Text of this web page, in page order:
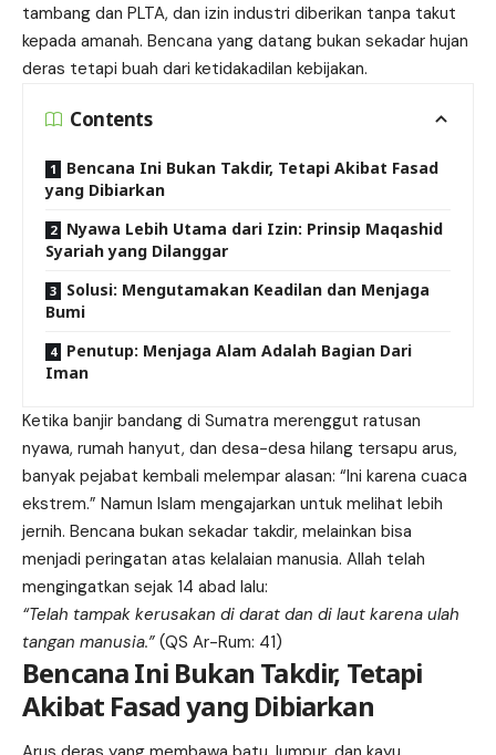
tambang dan PLTA, dan izin industri diberikan tanpa takut
kepada amanah. Bencana yang datang bukan sekadar hujan
deras tetapi buah dari ketidakadilan kebijakan.
Contents
Bencana Ini Bukan Takdir, Tetapi Akibat Fasad
yang Dibiarkan
Nyawa Lebih Utama dari Izin: Prinsip Maqashid
Syariah yang Dilanggar
Solusi: Mengutamakan Keadilan dan Menjaga
Bumi
Penutup: Menjaga Alam Adalah Bagian Dari
Iman
Ketika banjir bandang di Sumatra merenggut ratusan
nyawa, rumah hanyut, dan desa-desa hilang tersapu arus,
banyak pejabat kembali melempar alasan: “Ini karena cuaca
ekstrem.” Namun Islam mengajarkan untuk melihat lebih
jernih. Bencana bukan sekadar takdir, melainkan bisa
menjadi peringatan atas kelalaian manusia. Allah telah
mengingatkan sejak 14 abad lalu:
“Telah tampak kerusakan di darat dan di laut karena ulah
tangan manusia.” (QS Ar-Rum: 41)
Bencana Ini Bukan Takdir, Tetapi
Akibat Fasad yang Dibiarkan